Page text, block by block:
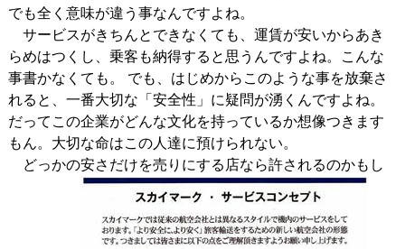
でも全く意味が違う事なんですよね。
サービスがきちんとできなくても、運賃が安いからあき
らめはつくし、乗客も納得すると思うんですよね。こんな
事書かなくても。 でも、はじめからこのような事を放棄さ
れると、一番大切な「安全性」に疑問が湧くんですよね。
だってこの企業がどんな文化を持っているか想像つきます
もん。大切な命はこの人達に預けられない。
どっかの安さだけを売りにする店なら許されるのかもし